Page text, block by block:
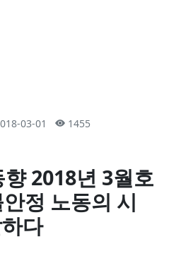
03-01 1455
2018년 3월호
정 노동의 시
다